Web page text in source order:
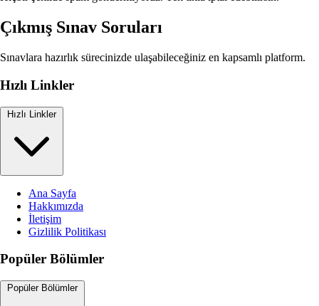
Çıkmış Sınav Soruları
Sınavlara hazırlık sürecinizde ulaşabileceğiniz en kapsamlı platform.
Hızlı Linkler
Hızlı Linkler
Ana Sayfa
Hakkımızda
İletişim
Gizlilik Politikası
Popüler Bölümler
Popüler Bölümler